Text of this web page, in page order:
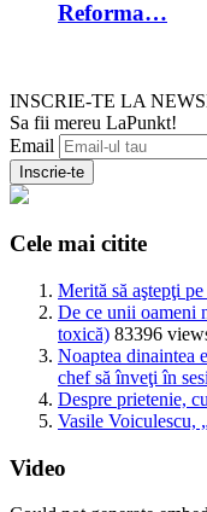
Reforma…
INSCRIE-TE LA
Sa fii mereu LaPunkt!
Email
Cele mai citite
Merită să aştepţi
De ce unii oameni
toxică) 83396
Noaptea dinaintea
chef să înveţi în
Despre prietenie,
Vasile Voiculescu,
Video